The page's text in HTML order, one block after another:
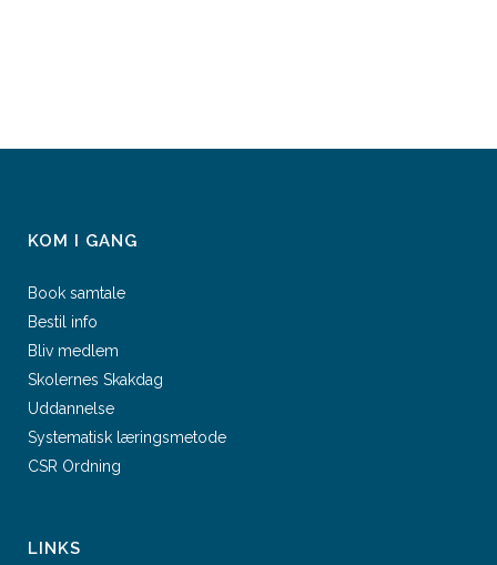
KOM I GANG
Book samtale
Bestil info
Bliv medlem
Skolernes Skakdag
Uddannelse
Systematisk læringsmetode
CSR Ordning
LINKS